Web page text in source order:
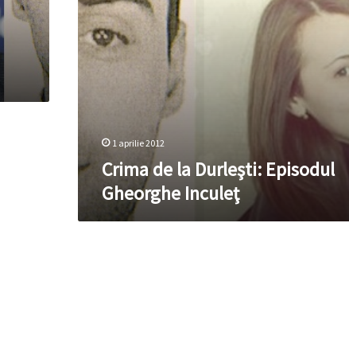
1 aprilie 2012
Crima de la Durleşti: Episodul
Gheorghe Inculeţ